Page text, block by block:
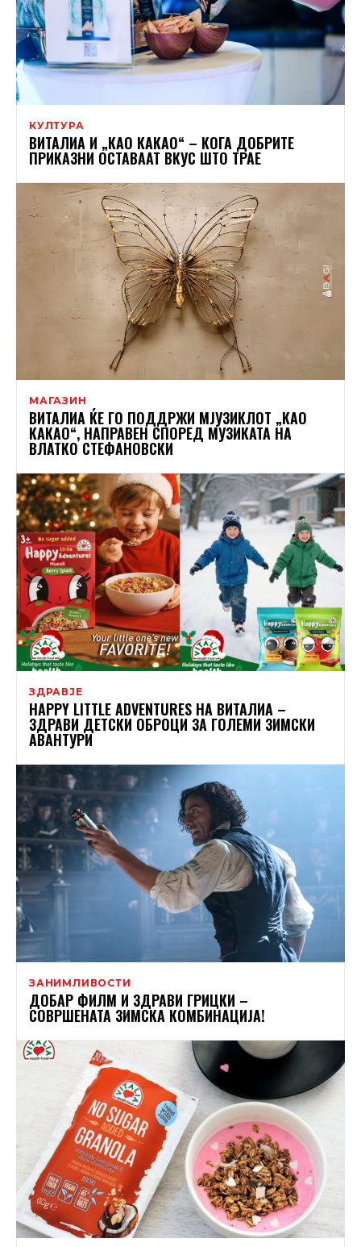
КУЛТУРА
ВИТАЛИА И „КАО КАКАО“ – КОГА ДОБРИТЕ
ПРИКАЗНИ ОСТАВААТ ВКУС ШТО ТРАЕ
МАГАЗИН
ВИТАЛИА ЌЕ ГО ПОДДРЖИ МЈУЗИКЛОТ „КАО
КАКАО“, НАПРАВЕН СПОРЕД МУЗИКАТА НА
ВЛАТКО СТЕФАНОВСКИ
ЗДРАВЈЕ
HAPPY LITTLE ADVENTURES НА ВИТАЛИА –
ЗДРАВИ ДЕТСКИ ОБРОЦИ ЗА ГОЛЕМИ ЗИМСКИ
АВАНТУРИ
ЗАНИМЛИВОСТИ
ДОБАР ФИЛМ И ЗДРАВИ ГРИЦКИ –
СОВРШЕНАТА ЗИМСКА КОМБИНАЦИЈА!